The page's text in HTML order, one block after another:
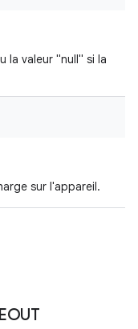
la valeur "null" si la
sur l'appareil.